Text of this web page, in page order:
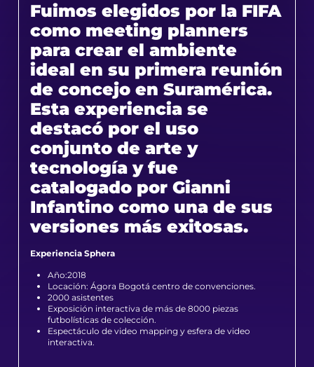
Fuimos elegidos por la FIFA
como meeting planners
para crear el ambiente
ideal en su primera reunión
de concejo en Suramérica.
Esta experiencia se
destacó por el uso
conjunto de arte y
tecnología y fue
catalogado por Gianni
Infantino como una de sus
versiones más exitosas.
Experiencia Sphera
Año:2018
Locación: Ágora Bogotá centro de convenciones.
2000 asistentes
Exposición interactiva de más de 8000 piezas
futbolísticas de colección.
Espectáculo de video mapping y esfera de video
interactiva.